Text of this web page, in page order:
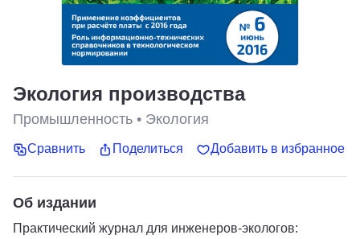
Экология производства
Промышленность • Экология
Сравнить Поделиться Добавить в избранное
Об издании
Практический журнал для инженеров-экологов: